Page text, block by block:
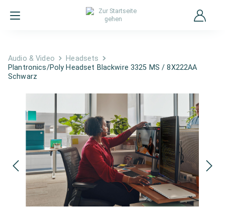
Audio & Video
Headsets
Plantronics/Poly Headset Blackwire 3325 MS / 8X222AA
Schwarz